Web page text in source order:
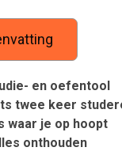
en oefentool
twee keer
waar je op hoopt
onthouden